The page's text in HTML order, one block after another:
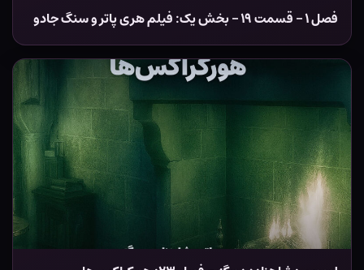
فصل ۱ – قسمت ۱۹ – بخش یک: فیلم هری پاتر و سنگ جادو